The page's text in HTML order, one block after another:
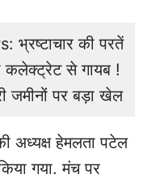
की परतें
कलेक्ट्रेट से गायब !
जमीनों पर बड़ा खेल
अध्यक्ष हेमलता पटेल
गया. मंच पर